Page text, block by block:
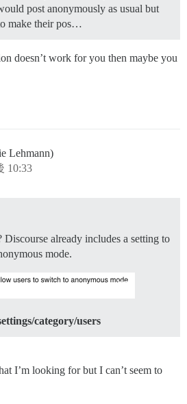
post anonymously as usual but
make their pos…
doesn’t work for you then maybe you
Lehmann)
10:33
Discourse already includes a setting to
mode.
category/users
I’m looking for but I can’t seem to